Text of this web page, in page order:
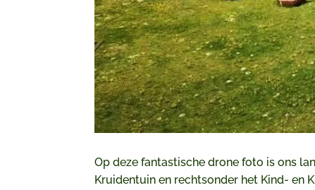
Op deze fantastische drone foto is ons
Kruidentuin en rechtsonder het Kind- en